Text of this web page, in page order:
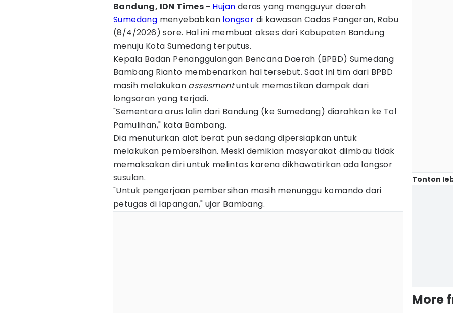
Bandung, IDN Times - Hujan deras yang mengguyur daerah
Sumedang menyebabkan longsor di kawasan Cadas Pangeran, Rabu
(8/4/2026) sore. Hal ini membuat akses dari Kabupaten Bandung
menuju Kota Sumedang terputus.
Kepala Badan Penanggulangan Bencana Daerah (BPBD) Sumedang
Bambang Rianto membenarkan hal tersebut. Saat ini tim dari BPBD
masih melakukan assesmentuntuk memastikan dampak dari
longsoran yang terjadi.
"Sementara arus lalin dari Bandung (ke Sumedang) diarahkan ke Tol
Pamulihan," kata Bambang.
Dia menuturkan alat berat pun sedang dipersiapkan untuk
melakukan pembersihan. Meski demikian masyarakat diimbau tidak
memaksakan diri untuk melintas karena dikhawatirkan ada longsor
susulan.
"Untuk pengerjaan pembersihan masih menunggu komando dari
petugas di lapangan," ujar Bambang.
Tonton
More